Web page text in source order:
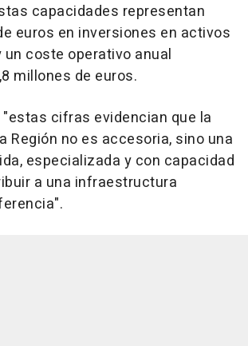
capacidades representan
euros en inversiones en activos
coste operativo anual
millones de euros.
"estas cifras evidencian que la
Región no es accesoria, sino una
especializada y con capacidad
a una infraestructura